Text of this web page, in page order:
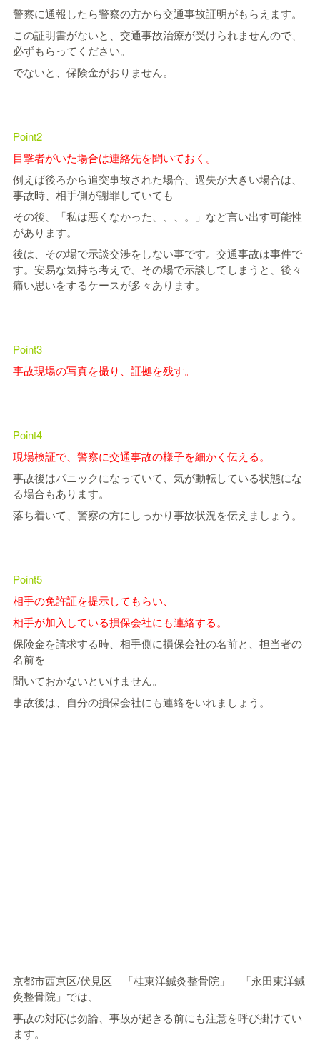
警察に通報したら警察の方から交通事故証明がもらえます。
この証明書がないと、交通事故治療が受けられませんので、
必ずもらってください。
でないと、保険金がおりません。
Point2
目撃者がいた場合は連絡先を聞いておく。
例えば後ろから追突事故された場合、過失が大きい場合は、
事故時、相手側が謝罪していても
その後、「私は悪くなかった、、、。」など言い出す可能性
があります。
後は、その場で示談交渉をしない事です。交通事故は事件で
す。安易な気持ち考えで、その場で示談してしまうと、後々
痛い思いをするケースが多々あります。
Point3
事故現場の写真を撮り、証拠を残す。
Point4
現場検証で、警察に交通事故の様子を細かく伝える。
事故後はパニックになっていて、気が動転している状態にな
る場合もあります。
落ち着いて、警察の方にしっかり事故状況を伝えましょう。
Point5
相手の免許証を提示してもらい、
相手が加入している損保会社にも連絡する。
保険金を請求する時、相手側に損保会社の名前と、担当者の
名前を
聞いておかないといけません。
事故後は、自分の損保会社にも連絡をいれましょう。
京都市西京区/伏見区 「桂東洋鍼灸整骨院」 「永田東洋鍼
灸整骨院」では、
事故の対応は勿論、事故が起きる前にも注意を呼び掛けてい
ます。